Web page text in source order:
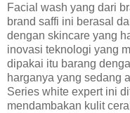
Facial wash yang dari
brand saffi ini berasal
dengan skincare yang
inovasi teknologi yang
dipakai itu barang
harganya yang sedang
Series white expert ini
mendambakan kulit